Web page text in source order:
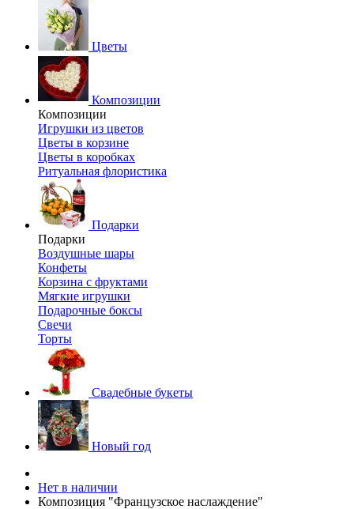
Цветы
Композиции
Композиции
Игрушки из цветов
Цветы в корзине
Цветы в коробках
Ритуальная флористика
Подарки
Подарки
Воздушные шары
Конфеты
Корзина с фруктами
Мягкие игрушки
Подарочные боксы
Свечи
Торты
Свадебные букеты
Новый год
Нет в наличии
Композиция "Французское наслаждение"